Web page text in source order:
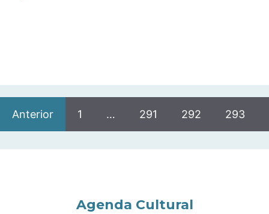
Anterior 1 … 291 292 293
Agenda Cultural